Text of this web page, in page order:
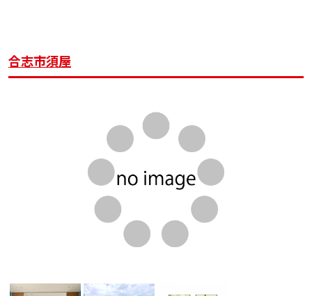
合志市須屋